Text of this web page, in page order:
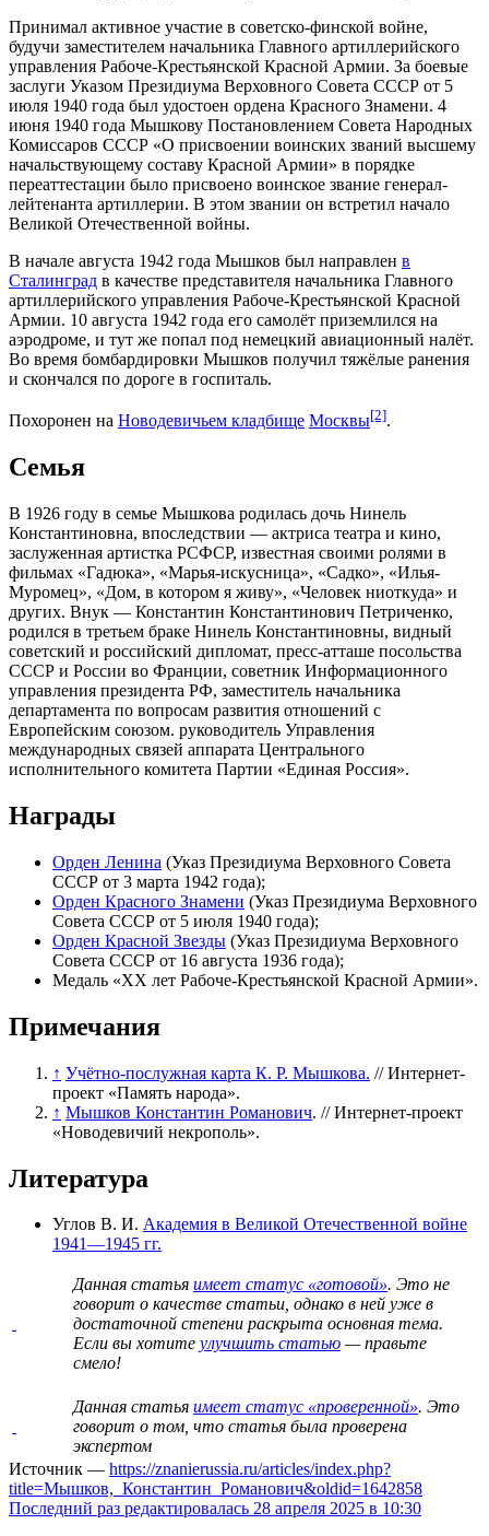
Принимал активное участие в советско-финской войне,
будучи заместителем начальника Главного артиллерийского
управления Рабоче-Крестьянской Красной Армии. За боевые
заслуги Указом Президиума Верховного Совета СССР от 5
июля 1940 года был удостоен ордена Красного Знамени. 4
июня 1940 года Мышкову Постановлением Совета Народных
Комиссаров СССР «О присвоении воинских званий высшему
начальствующему составу Красной Армии» в порядке
переаттестации было присвоено воинское звание генерал-
лейтенанта артиллерии. В этом звании он встретил начало
Великой Отечественной войны.
В начале августа 1942 года Мышков был направлен в
Сталинград в качестве представителя начальника Главного
артиллерийского управления Рабоче-Крестьянской Красной
Армии. 10 августа 1942 года его самолёт приземлился на
аэродроме, и тут же попал под немецкий авиационный налёт.
Во время бомбардировки Мышков получил тяжёлые ранения
и скончался по дороге в госпиталь.
Похоронен на Новодевичьем кладбище Москвы[2].
Семья
В 1926 году в семье Мышкова родилась дочь Нинель
Константиновна, впоследствии — актриса театра и кино,
заслуженная артистка РСФСР, известная своими ролями в
фильмах «Гадюка», «Марья-искусница», «Садко», «Илья-
Муромец», «Дом, в котором я живу», «Человек ниоткуда» и
других. Внук — Константин Константинович Петриченко,
родился в третьем браке Нинель Константиновны, видный
советский и российский дипломат, пресс-атташе посольства
СССР и России во Франции, советник Информационного
управления президента РФ, заместитель начальника
департамента по вопросам развития отношений с
Европейским союзом. руководитель Управления
международных связей аппарата Центрального
исполнительного комитета Партии «Единая Россия».
Награды
Орден Ленина (Указ Президиума Верховного Совета
СССР от 3 марта 1942 года);
Орден Красного Знамени (Указ Президиума Верховного
Совета СССР от 5 июля 1940 года);
Орден Красной Звезды (Указ Президиума Верховного
Совета СССР от 16 августа 1936 года);
Медаль «ХХ лет Рабоче-Крестьянской Красной Армии».
Примечания
↑ Учётно-послужная карта К. Р. Мышкова. // Интернет-
проект «Память народа».
↑ Мышков Константин Романович. // Интернет-проект
«Новодевичий некрополь».
Литература
Углов В. И. Академия в Великой Отечественной войне
1941—1945 гг.
Данная статья имеет статус «готовой». Это не
говорит о качестве статьи, однако в ней уже в
достаточной степени раскрыта основная тема.
Если вы хотите улучшить статью — правьте
смело!
Данная статья имеет статус «проверенной». Это
говорит о том, что статья была проверена
экспертом
Источник — https://znanierussia.ru/articles/index.php?
title=Мышков,_Константин_Романович&oldid=1642858
Последний раз редактировалась 28 апреля 2025 в 10:30